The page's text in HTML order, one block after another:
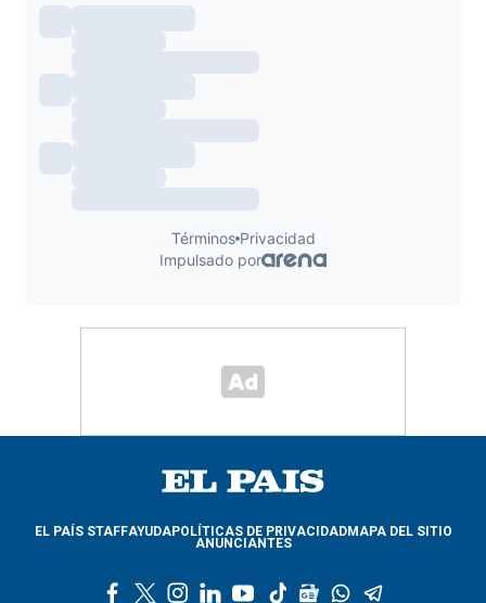
EL PAÍS STAFFAYUDAPOLÍTICAS DE PRIVACIDADMAPA DEL SITIO
ANUNCIANTES
l
y
t
g
w